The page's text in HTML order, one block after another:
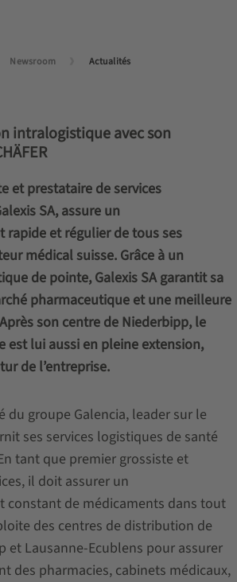
Newsroom Actualités
intralogistique avec son
et prestataire de services
SA, assure un
rapide et régulier de tous ses
médical suisse. Grâce à un
de pointe, Galexis SA garantit sa
pharmaceutique et une meilleure
son centre de Niederbipp, le
est lui aussi en pleine extension,
de l’entreprise.
du groupe Galencia, leader sur le
ses services logistiques de santé
tant que premier grossiste et
il doit assurer un
constant de médicaments dans tout
des centres de distribution de
et Lausanne-Ecublens pour assurer
des pharmacies, cabinets médicaux,